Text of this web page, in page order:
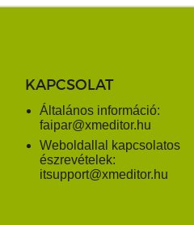
KAPCSOLAT
Általános információ:
faipar@xmeditor.hu
Weboldallal kapcsolatos
észrevételek:
itsupport@xmeditor.hu